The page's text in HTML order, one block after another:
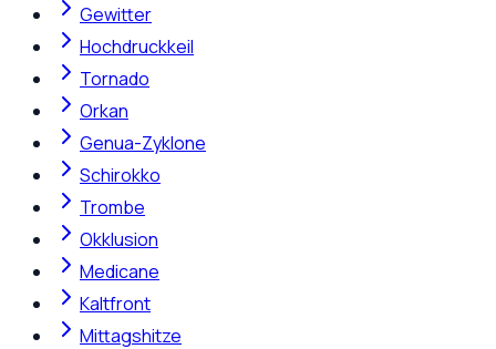
Gewitter
Hochdruckkeil
Tornado
Orkan
Genua-Zyklone
Schirokko
Trombe
Okklusion
Medicane
Kaltfront
Mittagshitze